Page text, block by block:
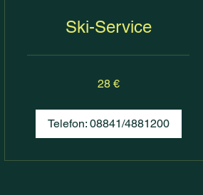
Ski-Service
28 €
Telefon: 08841/4881200